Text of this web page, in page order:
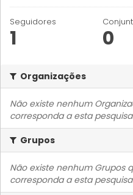
Seguidores
1 0
Organizações
Não existe nenhum
corresponda a esta pesquisa
Grupos
Não existe nenhum Grupos
corresponda a esta pesquisa